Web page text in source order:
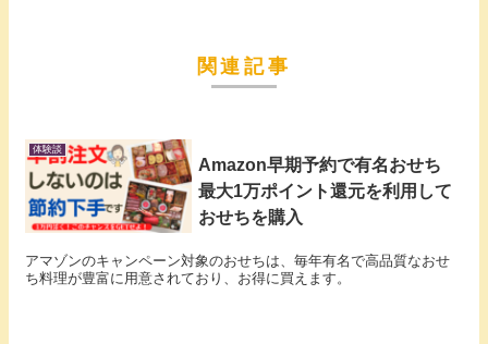
関連記事
体験談
Amazon早期予約で有名おせち
最大1万ポイント還元を利用して
おせちを購入
アマゾンのキャンペーン対象のおせちは、毎年有名で高品質なおせ
ち料理が豊富に用意されており、お得に買えます。